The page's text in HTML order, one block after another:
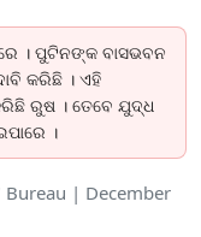
। ପୁଟିନଙ୍କ ବାସଭବନ
କରିଛି । ଏହି
ରୁଷ । ତେବେ ଯୁଦ୍ଧ
।
Bureau | December